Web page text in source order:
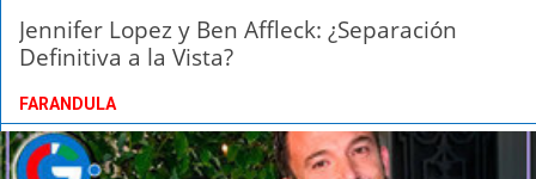
Jennifer Lopez y Ben Affleck: ¿Separación
Definitiva a la Vista?
FARANDULA